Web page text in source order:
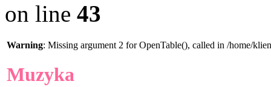
on line 43
Warning: Missing argument 2 for OpenTable(), called in /home/
Muzyka